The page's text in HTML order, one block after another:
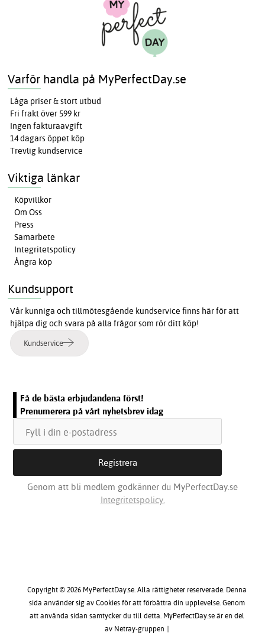
Varför handla på MyPerfectDay.se
Låga priser & stort utbud
Fri frakt över 599 kr
Ingen fakturaavgift
14 dagars öppet köp
Trevlig kundservice
Viktiga länkar
Köpvillkor
Om Oss
Press
Samarbete
Integritetspolicy
Ångra köp
Kundsupport
Vår kunniga och tillmötesgående kundservice finns här för att
hjälpa dig och svara på alla frågor som rör ditt köp!
Kundservice
Få de bästa erbjudandena först!
Prenumerera på vårt nyhetsbrev idag
Genom att bli medlem godkänner du MyPerfectDay.se
Integritetspolicy.
Copyright © 2026 MyPerfectDay.se. Alla rättigheter reserverade. Denna
sida använder sig av Cookies för att förbättra din upplevelse. Genom
att använda sidan samtycker du till detta. MyPerfectDay.se är en del
av Netray-gruppen ||